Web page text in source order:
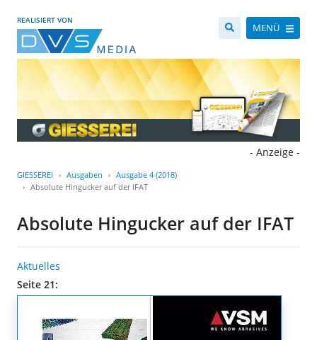
REALISIERT VON
MENÜ
- Anzeige -
GIESSEREI Ausgaben
Ausgabe 4 (2018)
Absolute Hingucker auf der IFAT
Absolute Hingucker auf der IFAT
Aktuelles
Seite 21: